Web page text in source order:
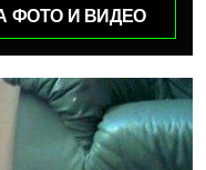
ФОТО И ВИДЕО